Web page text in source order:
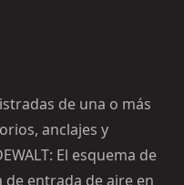
de una o más
anclajes y
El esquema de
entrada de aire en